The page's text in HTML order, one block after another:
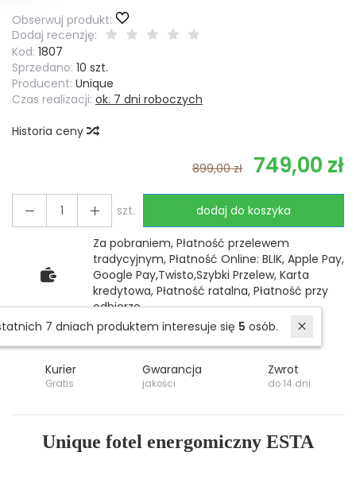
Obserwuj produkt:
Dodaj recenzję:
Kod: 1807
Sprzedano: 10 szt.
Producent: Unique
Czas realizacji: ok. 7 dni roboczych
Historia ceny
899,00 zł 749,00 zł
szt. dodaj do koszyka
Za pobraniem, Płatność przelewem
tradycyjnym, Płatność Online: BLIK, Apple Pay,
Google Pay,Twisto,Szybki Przelew, Karta
kredytowa, Płatność ratalna, Płatność przy
odbiorze
Ciesz się zakupami i pozwól nam Cię zachwycić!
Kurier
Gratis
Gwarancja
jakości
Zwrot
do 14 dni
Unique fotel energomiczny ESTA
W ostatnich 7 dniach produktem interesuje się5 osób.